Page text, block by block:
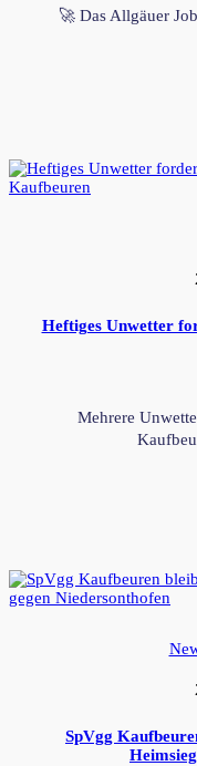
🚀 Das Allgäuer
Heftiges Unwetter
Mehrere
SpVgg